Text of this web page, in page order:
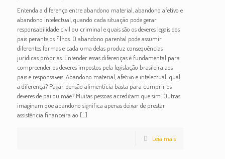
Entenda a diferença entre abandono material, abandono afetivo e
abandono intelectual, quando cada situação pode gerar
responsabilidade civil ou criminal e quais são os deveres legais dos
pais perante os filhos. O abandono parental pode assumir
diferentes formas e cada uma delas produz consequências
jurídicas próprias. Entender essas diferenças é fundamental para
compreender os deveres impostos pela legislação brasileira aos
pais e responsáveis. Abandono material, afetivo e intelectual: qual
a diferença? Pagar pensão alimentícia basta para cumprir os
deveres de pai ou mãe? Muitas pessoas acreditam que sim. Outras
imaginam que abandono significa apenas deixar de prestar
assistência financeira ao […]
Leia mais